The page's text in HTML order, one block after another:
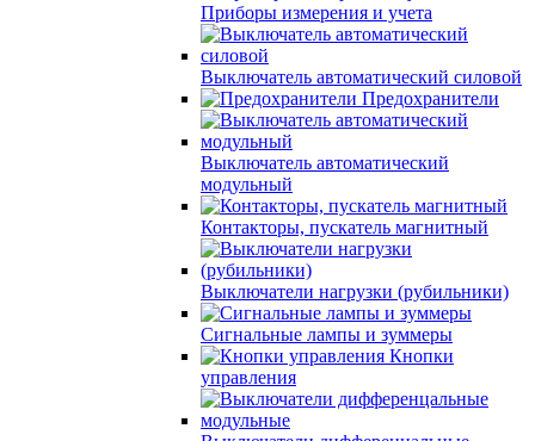
Приборы измерения и учета
Выключатель автоматический силовой
Предохранители
Выключатель автоматический
модульный
Контакторы, пускатель магнитный
Выключатели нагрузки (рубильники)
Сигнальные лампы и зуммеры
Кнопки
управления